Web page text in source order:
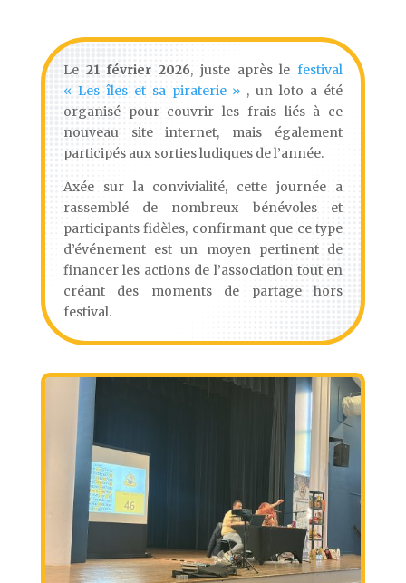
Le 21 février 2026, juste après lefestival
« Les îles et sa piraterie » , un loto a été
organisé pour couvrir les frais liés à ce
nouveau site internet, mais également
participés aux sorties ludiques de l’année.
Axée sur la convivialité, cette journée a
rassemblé de nombreux bénévoles et
participants fidèles, confirmant que ce type
d’événement est un moyen pertinent de
financer les actions de l’association tout en
créant des moments de partage hors
festival.